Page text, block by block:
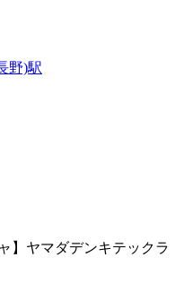
野)駅
】ヤマダデンキテックラ